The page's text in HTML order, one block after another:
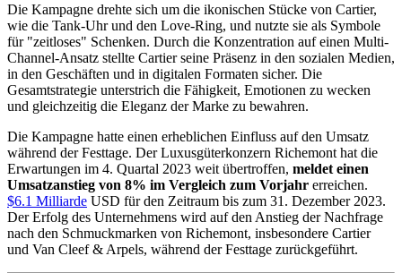
Die Kampagne drehte sich um die ikonischen Stücke von Cartier,
wie die Tank-Uhr und den Love-Ring, und nutzte sie als Symbole
für "zeitloses" Schenken. Durch die Konzentration auf einen Multi-
Channel-Ansatz stellte Cartier seine Präsenz in den sozialen Medien,
in den Geschäften und in digitalen Formaten sicher. Die
Gesamtstrategie unterstrich die Fähigkeit, Emotionen zu wecken
und gleichzeitig die Eleganz der Marke zu bewahren.
Die Kampagne hatte einen erheblichen Einfluss auf den Umsatz
während der Festtage. Der Luxusgüterkonzern Richemont hat die
Erwartungen im 4. Quartal 2023 weit übertroffen, meldet einen
Umsatzanstieg von 8% im Vergleich zum Vorjahr erreichen.
$6.1 Milliarde USD für den Zeitraum bis zum 31. Dezember 2023.
Der Erfolg des Unternehmens wird auf den Anstieg der Nachfrage
nach den Schmuckmarken von Richemont, insbesondere Cartier
und Van Cleef & Arpels, während der Festtage zurückgeführt.